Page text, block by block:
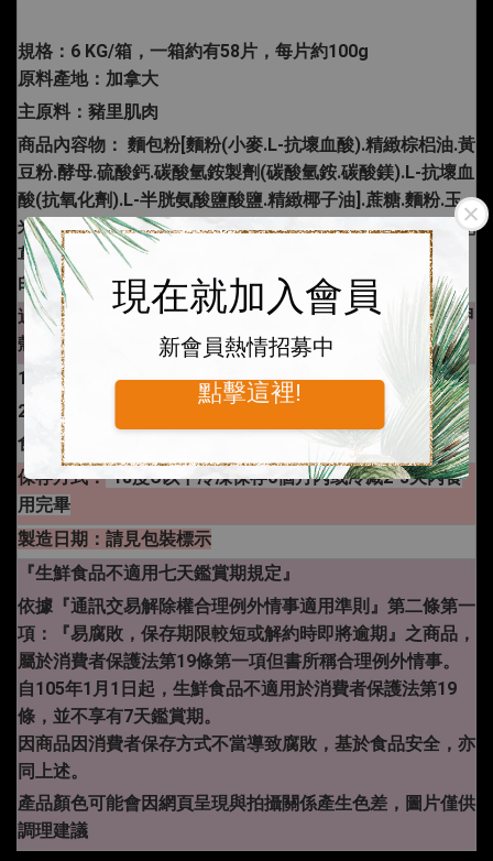
現在就加入會員
新會員熱情招募中
點擊這裡!
規格：6 KG/箱，一箱約有58片，每片約100g
原料產地：加拿大
主原料：豬里肌肉
商品內容物： 麵包粉[麵粉(小麥.L-抗壞血酸).精緻棕梠油.黃
豆粉.酵母.硫酸鈣.碳酸氫銨製劑(碳酸氫銨.碳酸鎂).L-抗壞血
酸(抗氧化劑).L-半胱氨酸鹽酸鹽.精緻椰子油].蔗糖.麵粉.玉
米澱粉.食鹽.乾卵白蛋白(高膠).分離大豆蛋白.酵母抽出物.乾
草甜粉(乳糖.檸檬酸鈉(調味劑).乾草粉.乾草酸鈉(甜味劑)).
白胡椒粉.關華豆膠.梔子花黃(天然食用色素)
過敏原：
本產品生產製程廠房，其設備或生產管線有處理甲
殼類及其製品，不適合其過敏體質者食用
1.油溫約170 度，炸4-5分鐘
2.盛入盤中，搭配煎蛋或火腿就是一人份餐點
食用時可佐蜂蜜芥茉沾醬或番茄醬即可。
保存方式：-18度C以下冷凍保存6個月內或冷藏2-3天內食
用完畢
製造日期：請見包裝標示
『生鮮食品不適用七天鑑賞期規定』
依據『通訊交易解除權合理例外情事適用準則』第二條第一
項：『易腐敗，保存期限較短或解約時即將逾期』之商品，
屬於消費者保護法第19條第一項但書所稱合理例外情事。
自105年1月1日起，生鮮食品不適用於消費者保護法第19
條，並不享有7天鑑賞期。
因商品因消費者保存方式不當導致腐敗，基於食品安全，亦
同上述。
產品顏色可能會因網頁呈現與拍攝關係產生色差，圖片僅供
調理建議